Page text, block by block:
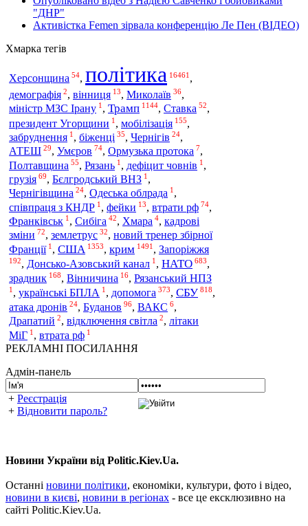
"ДНР"
Активістка Femen зірвала конференцію Ле Пен (ВІДЕО)
Хмарка тегів
Херсонщина 54, політика 16461 ,
демографія 2, вінниця 13, Миколаїв 36,
міністр МЗС Ірану 1 , Трамп 1144, Ставка 52,
президент Угорщини 1 , мобілізація 155,
забруднення 1 , біженці 35, Чернігів 24,
АТЕШ 29, Умєров 74, Ормузька протока 7,
Полтавщина 55, Рязань 1 , дефіцит човнів 1 ,
грузія 69, Бєлгродський ВНЗ 1 ,
Чернігівщина 24, Одеська облрада 1 ,
співпраця з КНДР 1 , фейки 13, втрати рф 74,
Франківськ 1 , Сибіга 42, Хмара 4, кадрові
зміни 72, землетрус 32, новий тренер збірної
Франції 1 , США 1353, крим 1491 , Запоріжжя
192, Донсько-Азовський канал 1 , НАТО 683,
зрадник 168, Вінничина 16, Рязанський НПЗ
1 , українські БПЛА 1 , допомога 373, СБУ 818,
атака дронів 24, Буданов 96, ВАКС 6,
Драпатий 2, відключення світла 2, літаки
МіГ 1 , втрата рф 1
РЕКЛАМНІ ПОСИЛАННЯ
Адмін-панель
+ Реєстрація
+ Відновити пароль?
Новини України від Politic.Kiev.Ua.
Останні новини політики, економіки, культури, фото і відео,
новини в києві, новини в регіонах - все це ексклюзивно на
сайті Politic.Kiev.Ua.